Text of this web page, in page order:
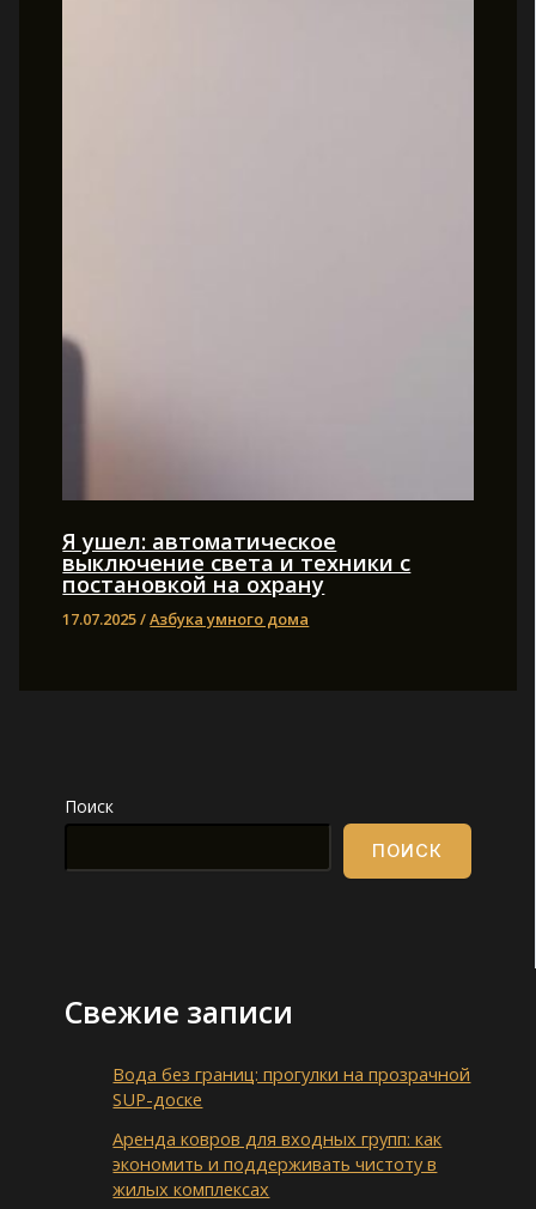
Я ушел: автоматическое
выключение света и техники с
постановкой на охрану
17.07.2025/Азбука умного дома
Поиск
ПОИСК
Свежие записи
Вода без границ: прогулки на прозрачной
SUP-доске
Аренда ковров для входных групп: как
экономить и поддерживать чистоту в
жилых комплексах